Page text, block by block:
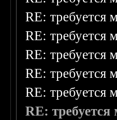
RE: требуется
RE: требуется
RE: требуется
RE: требуется
RE: требуется
RE: требуется